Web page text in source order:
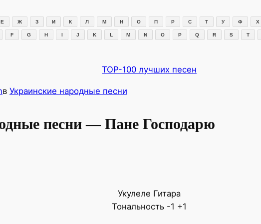
Е Ж З И К Л М Н О П Р С Т У Ф Х
F G H I J K L M N O P Q R S T
TOP-100 лучших песен
в Украинские народные песни
песни — Пане Господарю
Укулеле Гитара
Тональность -1 +1